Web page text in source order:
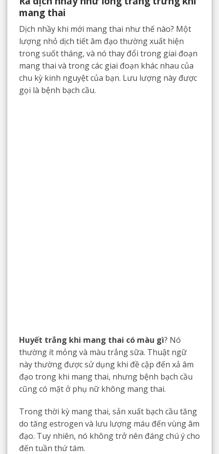
mang thai
Dịch nhầy khi mới mang thai như thế nào? Một
lượng nhỏ dịch tiết âm đạo thường xuất hiện
trong suốt tháng, và nó thay đổi trong giai đoạn
mang thai và trong các giai đoạn khác nhau của
chu kỳ kinh nguyệt của bạn. Lưu lượng này được
gọi là bệnh bạch cầu.
Huyết trắng khi mang thai có màu gì? Nó
thường ít mỏng và màu trắng sữa. Thuật ngữ
này thường được sử dụng khi đề cập đến xả âm
đạo trong khi mang thai, nhưng bệnh bạch cầu
cũng có mặt ở phụ nữ không mang thai.
Trong thời kỳ mang thai, sản xuất bạch cầu tăng
do tăng estrogen và lưu lượng máu đến vùng âm
đạo. Tuy nhiên, nó không trở nên đáng chú ý cho
đến tuần thứ tám.